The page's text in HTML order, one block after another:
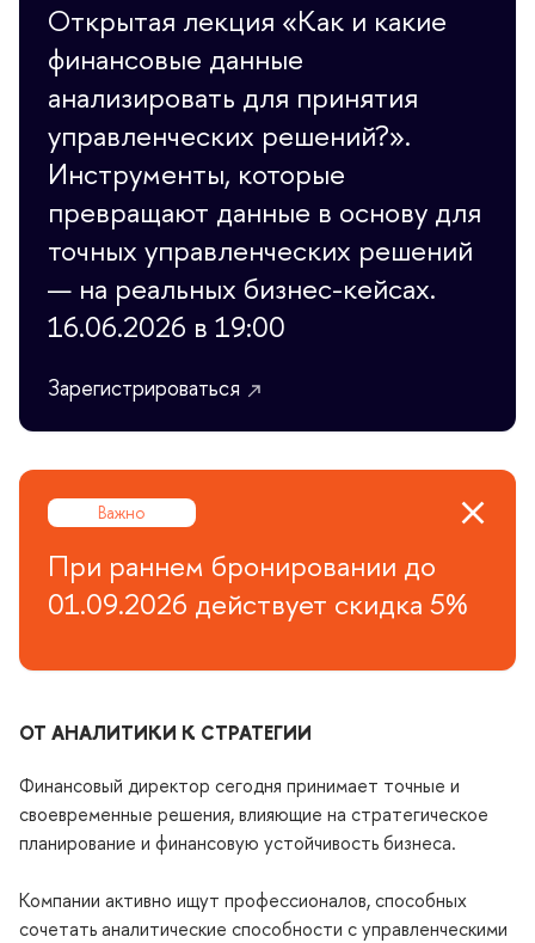
Открытая лекция «Как и какие
финансовые данные
анализировать для принятия
управленческих решений?».
Инструменты, которые
превращают данные в основу для
точных управленческих решений
— на реальных бизнес-кейсах.
16.06.2026 в 19:00
Зарегистрироваться
ажно
При раннем бронировании до
01.09.2026 действует скидка 5%
ОТ АНАЛИТИКИ К СТРАТЕГИИ
Финансовый директор сегодня принимает точные и
своевременные решения, влияющие на стратегическое
планирование и финансовую устойчивость бизнеса.
Компании активно ищут профессионалов, способных
сочетать аналитические способности с управленческими